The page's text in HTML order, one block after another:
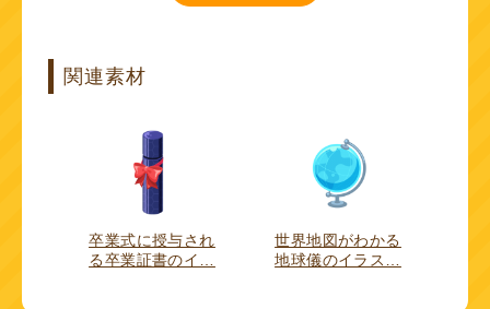
関連素材
卒業式に授与され
る卒業証書のイ…
世界地図がわかる
地球儀のイラス…